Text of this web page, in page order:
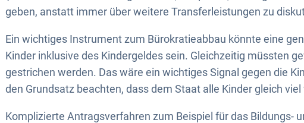
geben, anstatt immer über weitere Transferleistungen zu
Ein wichtiges Instrument zum Bürokratieabbau könnte eine
Kinder inklusive des Kindergeldes sein. Gleichzeitig müssten
gestrichen werden. Das wäre ein wichtiges Signal gegen die
den Grundsatz beachten, dass dem Staat alle Kinder gleich
Komplizierte Antragsverfahren zum Beispiel für das Bildungs-